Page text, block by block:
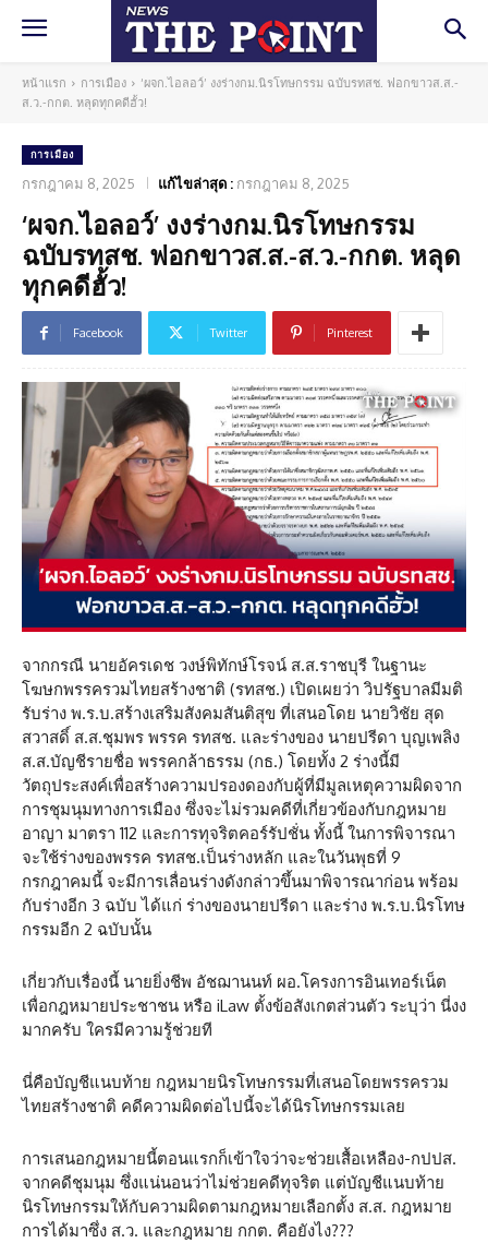
หน้าแรก การเมือง
‘ผจก.ไอลอว์’ งงร่างกม.นิรโทษกรรม ฉบับรทสช. ฟอกขาวส.ส.-
ส.ว.-กกต. หลุดทุกคดีฮั้ว!
การเมือง
กรกฎาคม 8, 2025 แก้ไขล่าสุด : กรกฎาคม 8, 2025
‘ผจก.ไอลอว์’ งงร่างกม.นิรโทษกรรม
ฉบับรทสช. ฟอกขาวส.ส.-ส.ว.-กกต. หลุด
ทุกคดีฮั้ว!
Facebook Twitter Pinterest
จากกรณี นายอัครเดช วงษ์พิทักษ์โรจน์ ส.ส.ราชบุรี ในฐานะ
โฆษกพรรครวมไทยสร้างชาติ (รทสช.) เปิดเผยว่า วิปรัฐบาลมีมติ
รับร่าง พ.ร.บ.สร้างเสริมสังคมสันติสุข ที่เสนอโดย นายวิชัย สุด
สวาสดิ์ ส.ส.ชุมพร พรรค รทสช. และร่างของ นายปรีดา บุญเพลิง
ส.ส.บัญชีรายชื่อ พรรคกล้าธรรม (กธ.) โดยทั้ง 2 ร่างนี้มี
วัตถุประสงค์เพื่อสร้างความปรองดองกับผู้ที่มีมูลเหตุความผิดจาก
การชุมนุมทางการเมือง ซึ่งจะไม่รวมคดีที่เกี่ยวข้องกับกฎหมาย
อาญา มาตรา 112 และการทุจริตคอร์รัปชั่น ทั้งนี้ ในการพิจารณา
จะใช้ร่างของพรรค รทสช.เป็นร่างหลัก และในวันพุธที่ 9
กรกฎาคมนี้ จะมีการเลื่อนร่างดังกล่าวขึ้นมาพิจารณาก่อน พร้อม
กับร่างอีก 3 ฉบับ ได้แก่ ร่างของนายปรีดา และร่าง พ.ร.บ.นิรโทษ
กรรมอีก 2 ฉบับนั้น
เกี่ยวกับเรื่องนี้ นายยิ่งชีพ อัชฌานนท์ ผอ.โครงการอินเทอร์เน็ต
เพื่อกฎหมายประชาชน หรือ iLaw ตั้งข้อสังเกตส่วนตัว ระบุว่า นี่งง
มากครับ ใครมีความรู้ช่วยที
นี่คือบัญชีแนบท้าย กฎหมายนิรโทษกรรมที่เสนอโดยพรรครวม
ไทยสร้างชาติ คดีความผิดต่อไปนี้จะได้นิรโทษกรรมเลย
การเสนอกฎหมายนี้ตอนแรกก็เข้าใจว่าจะช่วยเสื้อเหลือง-กปปส.
จากคดีชุมนุม ซึ่งแน่นอนว่าไม่ช่วยคดีทุจริต แต่บัญชีแนบท้าย
นิรโทษกรรมให้กับความผิดตามกฎหมายเลือกตั้ง ส.ส. กฎหมาย
การได้มาซึ่ง ส.ว. และกฎหมาย กกต. คือยังไง???